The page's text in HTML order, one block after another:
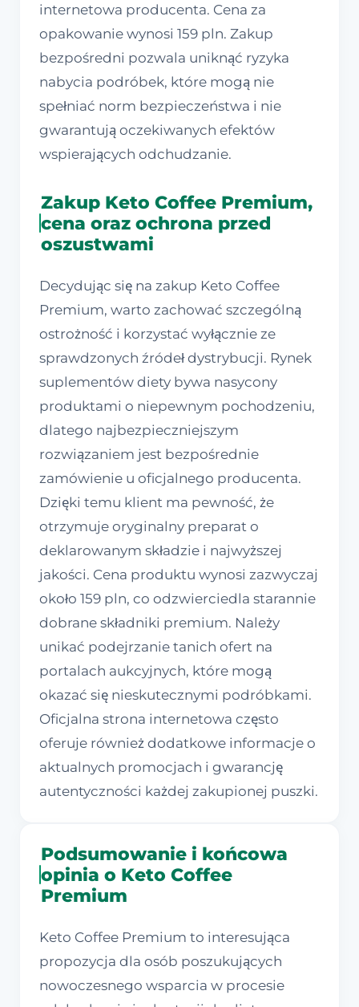
internetowa producenta. Cena za
opakowanie wynosi 159 pln. Zakup
bezpośredni pozwala uniknąć ryzyka
nabycia podróbek, które mogą nie
spełniać norm bezpieczeństwa i nie
gwarantują oczekiwanych efektów
wspierających odchudzanie.
Zakup Keto Coffee Premium,
cena oraz ochrona przed
oszustwami
Decydując się na zakup Keto Coffee
Premium, warto zachować szczególną
ostrożność i korzystać wyłącznie ze
sprawdzonych źródeł dystrybucji. Rynek
suplementów diety bywa nasycony
produktami o niepewnym pochodzeniu,
dlatego najbezpieczniejszym
rozwiązaniem jest bezpośrednie
zamówienie u oficjalnego producenta.
Dzięki temu klient ma pewność, że
otrzymuje oryginalny preparat o
deklarowanym składzie i najwyższej
jakości. Cena produktu wynosi zazwyczaj
około 159 pln, co odzwierciedla starannie
dobrane składniki premium. Należy
unikać podejrzanie tanich ofert na
portalach aukcyjnych, które mogą
okazać się nieskutecznymi podróbkami.
Oficjalna strona internetowa często
oferuje również dodatkowe informacje o
aktualnych promocjach i gwarancję
autentyczności każdej zakupionej puszki.
Podsumowanie i końcowa
opinia o Keto Coffee
Premium
Keto Coffee Premium to interesująca
propozycja dla osób poszukujących
nowoczesnego wsparcia w procesie